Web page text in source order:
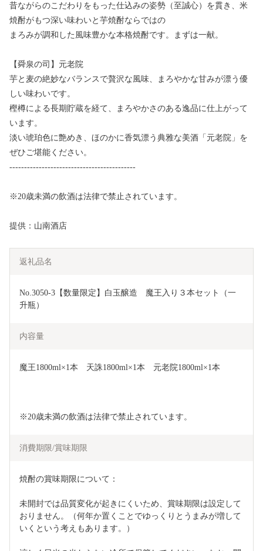
昔ながらのこだわりをもった仕込みの姿勢（至誠心）を貫き、米
焼酎がもつ深い味わいと芋焼酎ならではの
まろみが調和した風味豊かな本格焼酎です。まずは一献。
【舜泉の司】元老院
芋と麦の絶妙なバランスで贅沢な風味、まろやかな甘みが漂う優
しい味わいです。
樫樽による長期貯蔵を経て、まろやかさのある逸品に仕上がって
います。
淡い琥珀色に艶めき、ほのかに香気漂う典雅な美酒「元老院」を
ぜひご堪能ください。
-------------------------------------------
※20歳未満の飲酒は法律で禁止されています。
提供：山南酒店
返礼品名
No.3050-3【数量限定】白玉醸造　魔王入り３本セット（一
升瓶）
内容量
魔王1800ml×1本　天誅1800ml×1本　元老院1800ml×1本
※20歳未満の飲酒は法律で禁止されています。
消費期限/賞味期限
焼酎の賞味期限について：
未開封では品質変化が起きにくいため、賞味期限は設定して
おりません。（何年か置くことでゆっくりとうまみが増して
いくという考えもあります。）